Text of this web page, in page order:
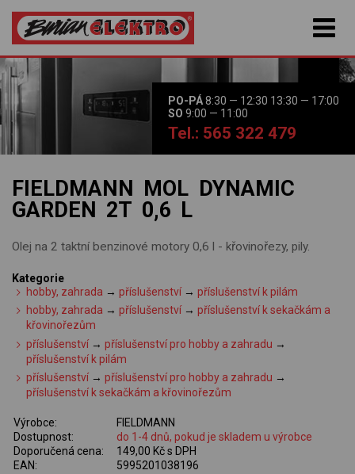
PO-PÁ8:30 — 12:30 13:30 — 17:00
SO 9:00 — 11:00
Tel.: 565 322 479
FIELDMANN MOL DYNAMIC
GARDEN 2T 0,6 L
Olej na 2 taktní benzinové motory 0,6 l - křovinořezy, pily.
Kategorie
hobby, zahrada →příslušenství →příslušenství k pilám
hobby, zahrada →příslušenství →příslušenství k sekačkám a
křovinořezům
příslušenství →příslušenství pro hobby a zahradu →
příslušenství k pilám
příslušenství →příslušenství pro hobby a zahradu →
příslušenství k sekačkám a křovinořezům
Výrobce:
FIELDMANN
Dostupnost:
do 1-4 dnů, pokud je skladem u výrobce
Doporučená cena:
149,00 Kč s DPH
EAN:
5995201038196